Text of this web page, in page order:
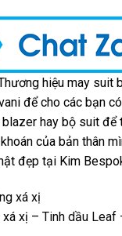
hiệu may suit
để cho các bạn
hay bộ suit để
của bản thân
đẹp tại Kim
xá xị – Tinh dầu